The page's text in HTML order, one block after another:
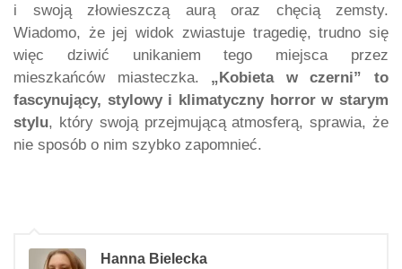
i swoją złowieszczą aurą oraz chęcią zemsty.
Wiadomo, że jej widok zwiastuje tragedię, trudno się
więc dziwić unikaniem tego miejsca przez
mieszkańców miasteczka. „Kobieta w czerni” to
fascynujący, stylowy i klimatyczny horror w starym
stylu, który swoją przejmującą atmosferą, sprawia, że
nie sposób o nim szybko zapomnieć.
Hanna Bielecka